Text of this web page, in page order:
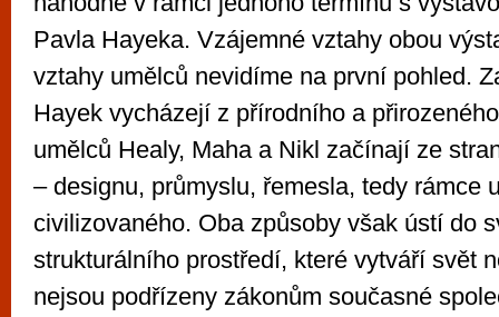
Pavla Hayeka. Vzájemné vztahy obou
vztahy umělců nevidíme na první pohled.
Hayek vycházejí z přírodního a
umělců Healy, Maha a Nikl začínají ze
– designu, průmyslu, řemesla, tedy rámce
civilizovaného. Oba způsoby však ústí do
strukturálního prostředí, které vytváří svět
nejsou podřízeny zákonům současné